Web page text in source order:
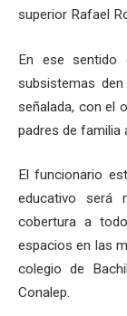
superior Rafael
En ese sentido
subsistemas
señalada, con el
padres de familia
El funcionario
educativo será
cobertura a
espacios en las
colegio de
Conalep.